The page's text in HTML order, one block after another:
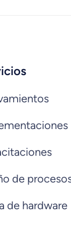
de
de hardware